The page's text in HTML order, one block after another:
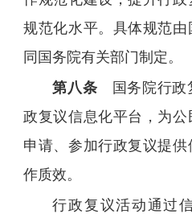
规范化水平。具体规范
同国务院有关部门制定。
第八条 国务院行政
政复议信息化平台，为
申请、参加行政复议提
作质效。
行政复议活动通过